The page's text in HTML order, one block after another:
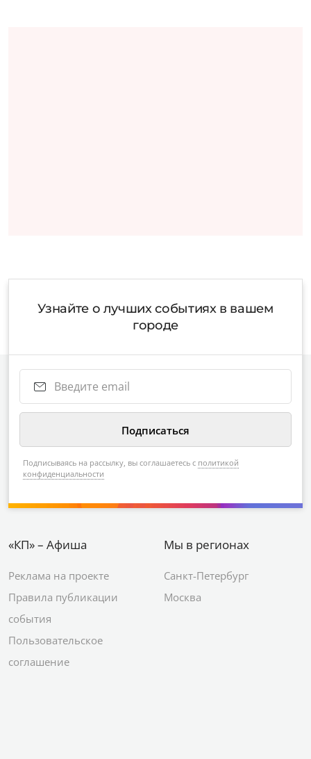
Узнайте о лучших событиях в вашем
городе
Подписываясь на рассылку, вы соглашаетесь с политикой
конфиденциальности
«КП» – Афиша
Реклама на проекте
Правила публикации
события
Пользовательское
соглашение
Мы в регионах
Санкт-Петербург
Москва